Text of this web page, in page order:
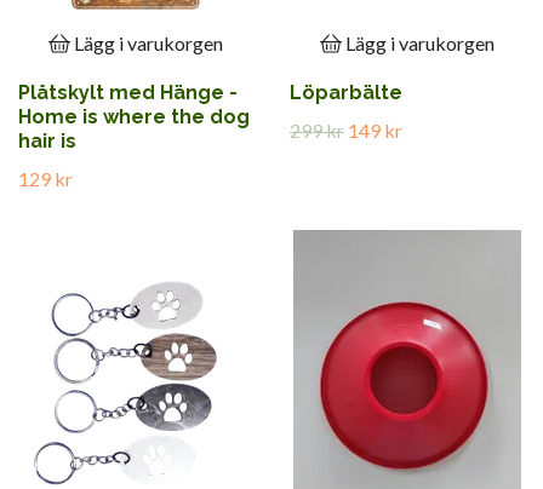
Lägg i varukorgen
Plåtskylt med Hänge -
Home is where the dog
hair is
129 kr
Lägg i varukorgen
Löparbälte
299 kr 149 kr